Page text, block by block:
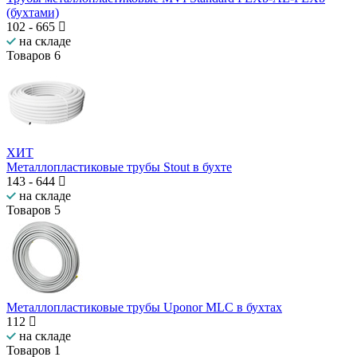
(бухтами)
102 - 665
на складе
Товаров 6
ХИТ
Металлопластиковые трубы Stout в бухте
143 - 644
на складе
Товаров 5
Металлопластиковые трубы Uponor MLC в бухтах
112
на складе
Товаров 1